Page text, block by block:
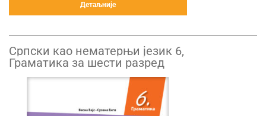
Детаљније
Српски као нематерњи језик 6,
Граматика за шести разред